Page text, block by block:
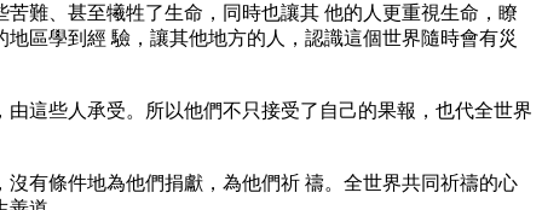
難、甚至犧牲了生命，同時也讓其 他的人更重視生命，瞭
區學到經 驗，讓其他地方的人，認識這個世界隨時會有災
這些人承受。所以他們不只接受了自己的果報，也代全世界
有條件地為他們捐獻，為他們祈 禱。全世界共同祈禱的心